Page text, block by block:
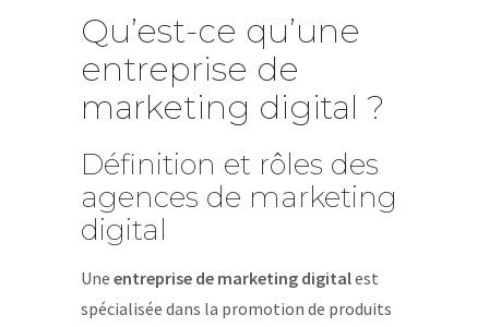
Qu’est-ce qu’une
entreprise de
marketing digital ?
Définition et rôles des
agences de marketing
digital
Une entreprise de marketing digitalest
spécialisée dans la promotion de produits